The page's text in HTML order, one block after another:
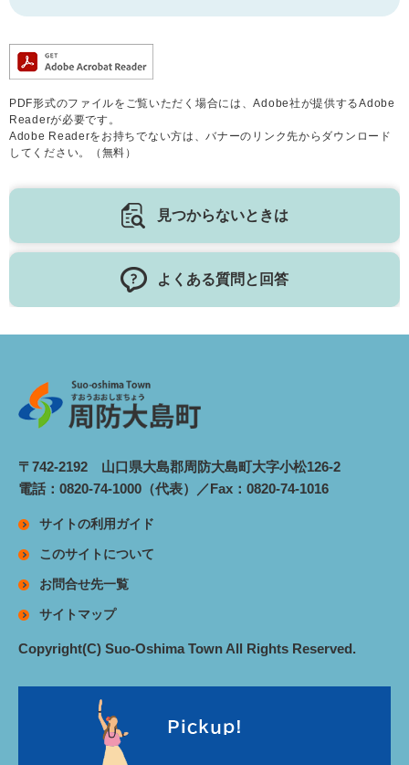
PDF形式のファイルをご覧いただく場合には、Adobe社が提供するAdobe
Readerが必要です。
Adobe Readerをお持ちでない方は、バナーのリンク先からダウンロード
してください。（無料）
見つからないときは
よくある質問と回答
〒742-2192 山口県大島郡周防大島町大字小松126-2
電話：0820-74-1000（代表）／Fax：0820-74-1016
サイトの利用ガイド
このサイトについて
お問合せ先一覧
サイトマップ
Copyright(C) Suo-Oshima Town All Rights Reserved.